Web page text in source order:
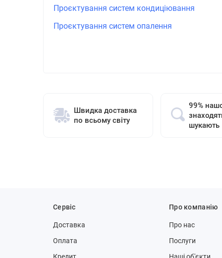
Проєктування систем кондиціювання
Проєктування систем опалення
Швидка доставка
по всьому світу
99%
шукають
Сервіс
Доставка
Оплата
Про компанію
Про нас
Послуги